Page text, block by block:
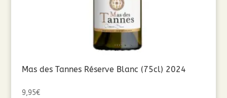
Mas des Tannes Réserve Blanc (75cl) 2024
9,95€